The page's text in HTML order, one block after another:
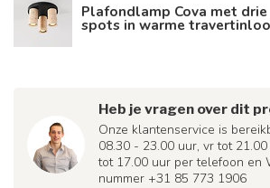
Plafondlamp Cova met drie
spots in warme
Heb je vragen over dit
Onze klantenservice is
08.30 - 23.00 uur, vr tot
tot 17.00 uur per telefoon en
nummer +31 85 773 1906